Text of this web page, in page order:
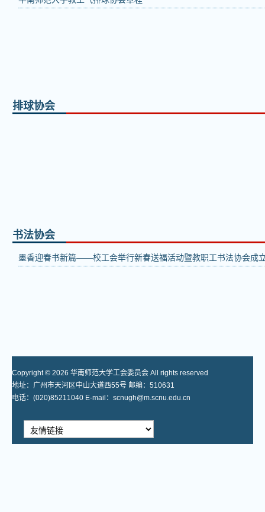
排球协会
书法协会
墨香迎春书新篇——校工会举行新春送福活动暨教职工书法协会成
Copyright © 2026 华南师范大学工会委员会 All rights reserved
地址：广州市天河区中山大道西55号 邮编：510631
电话：(020)85211040 E-mail：scnugh@m.scnu.edu.cn